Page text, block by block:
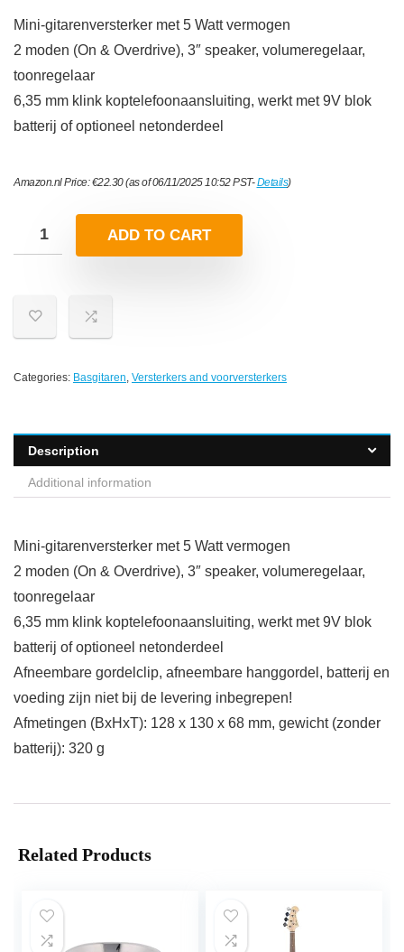
Mini-gitarenversterker met 5 Watt vermogen
2 moden (On & Overdrive), 3″ speaker, volumeregelaar,
toonregelaar
6,35 mm klink koptelefoonaansluiting, werkt met 9V blok
batterij of optioneel netonderdeel
Amazon.nl Price:€22.30(as of 06/11/2025 10:52 PST-Details)
ADD TO CART
Categories: Basgitaren, Versterkers and voorversterkers
Description
Additional information
Mini-gitarenversterker met 5 Watt vermogen
2 moden (On & Overdrive), 3″ speaker, volumeregelaar,
toonregelaar
6,35 mm klink koptelefoonaansluiting, werkt met 9V blok
batterij of optioneel netonderdeel
Afneembare gordelclip, afneembare hanggordel, batterij en
voeding zijn niet bij de levering inbegrepen!
Afmetingen (BxHxT): 128 x 130 x 68 mm, gewicht (zonder
batterij): 320 g
Related Products